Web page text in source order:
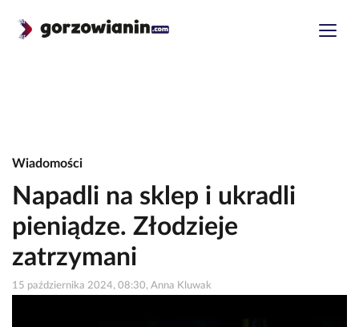
Wiadomości
Napadli na sklep i ukradli
pieniądze. Złodzieje
zatrzymani
15 października 2024, 08:30, Anna Kluwak